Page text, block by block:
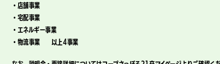
・店舗事業
・宅配事業
・エネルギー事業
・物流事業 以上4事業